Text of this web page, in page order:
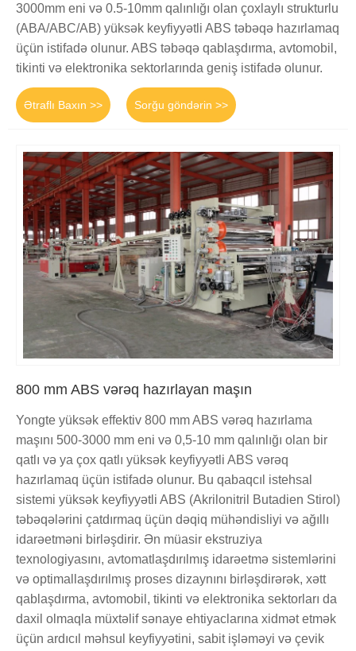
3000mm eni və 0.5-10mm qalınlığı olan çoxlaylı strukturlu
(ABA/ABC/AB) yüksək keyfiyyətli ABS təbəqə hazırlamaq
üçün istifadə olunur. ABS təbəqə qablaşdırma, avtomobil,
tikinti və elektronika sektorlarında geniş istifadə olunur.
Ətraflı Baxın >> Sorğu göndərin >>
800 mm ABS vərəq hazırlayan maşın
Yongte yüksək effektiv 800 mm ABS vərəq hazırlama
maşını 500-3000 mm eni və 0,5-10 mm qalınlığı olan bir
qatlı və ya çox qatlı yüksək keyfiyyətli ABS vərəq
hazırlamaq üçün istifadə olunur. Bu qabaqcıl istehsal
sistemi yüksək keyfiyyətli ABS (Akrilonitril Butadien Stirol)
təbəqələrini çatdırmaq üçün dəqiq mühəndisliyi və ağıllı
idarəetməni birləşdirir. Ən müasir ekstruziya
texnologiyasını, avtomatlaşdırılmış idarəetmə sistemlərini
və optimallaşdırılmış proses dizaynını birləşdirərək, xətt
qablaşdırma, avtomobil, tikinti və elektronika sektorları da
daxil olmaqla müxtəlif sənaye ehtiyaclarına xidmət etmək
üçün ardıcıl məhsul keyfiyyətini, sabit işləməyi və çevik